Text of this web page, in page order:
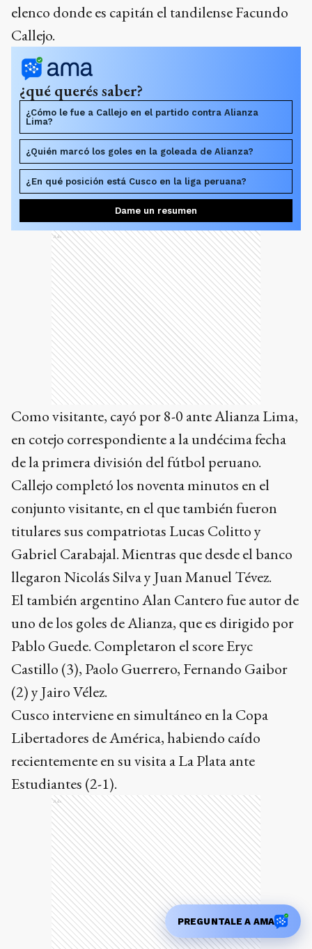
elenco donde es capitán el tandilense Facundo
Callejo.
¿qué querés saber?
¿Cómo le fue a Callejo en el partido contra Alianza
Lima?
¿Quién marcó los goles en la goleada de Alianza?
¿En qué posición está Cusco en la liga peruana?
Dame un resumen
Ads
Como visitante, cayó por 8-0 ante Alianza Lima,
en cotejo correspondiente a la undécima fecha
de la primera división del fútbol peruano.
Callejo completó los noventa minutos en el
conjunto visitante, en el que también fueron
titulares sus compatriotas Lucas Colitto y
Gabriel Carabajal. Mientras que desde el banco
llegaron Nicolás Silva y Juan Manuel Tévez.
El también argentino Alan Cantero fue autor de
uno de los goles de Alianza, que es dirigido por
Pablo Guede. Completaron el score Eryc
Castillo (3), Paolo Guerrero, Fernando Gaibor
(2) y Jairo Vélez.
Cusco interviene en simultáneo en la Copa
Libertadores de América, habiendo caído
recientemente en su visita a La Plata ante
Estudiantes (2-1).
Ads
PREGUNTALE A AMA